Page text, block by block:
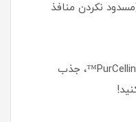
نکردن منافذ
📢 با فرمولاسیون اختصاصی PurCellin Oil™، جذب